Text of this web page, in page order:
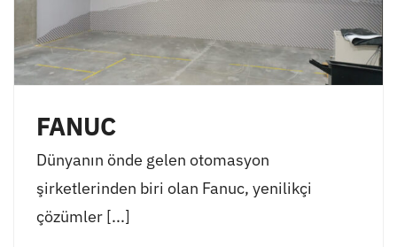
FANUC
Dünyanın önde gelen otomasyon
şirketlerinden biri olan Fanuc, yenilikçi
çözümler [...]